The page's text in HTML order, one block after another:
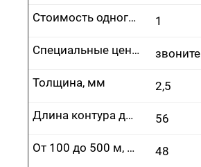
1
Стоимость одного врезания, руб.
звоните
Специальные цены
2,5
Толщина, мм
56
Длина контура до 100 м, руб.
48
От 100 до 500 м, руб.